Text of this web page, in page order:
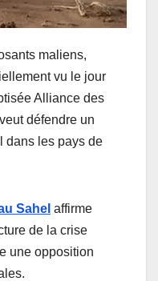
maliens,
vu le jour
Alliance des
défendre un
dans les pays de
Sahel affirme
de la crise
une opposition